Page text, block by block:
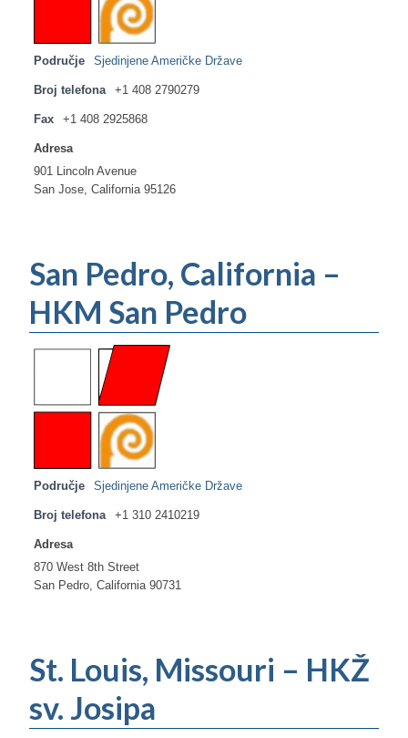
Područje Sjedinjene Američke Države
Broj telefona +1 408 2790279
Fax +1 408 2925868
Adresa
901 Lincoln Avenue
San Jose, California 95126
San Pedro, California –
HKM San Pedro
Područje Sjedinjene Američke Države
Broj telefona +1 310 2410219
Adresa
870 West 8th Street
San Pedro, California 90731
St. Louis, Missouri – HKŽ
sv. Josipa